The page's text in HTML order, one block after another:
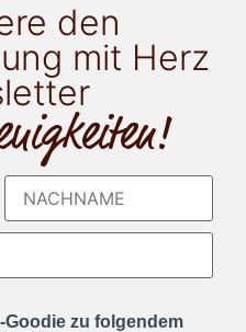
den
mit Herz
Goodie zu folgendem